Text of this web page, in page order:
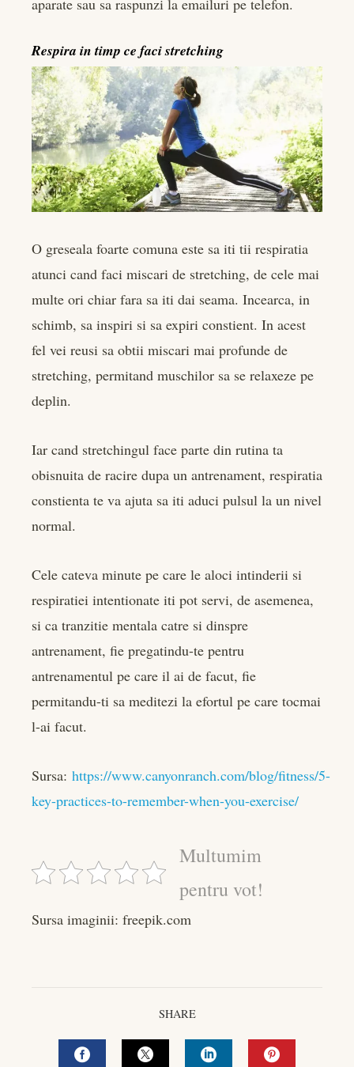
Respira in timp ce faci stretching
O greseala foarte comuna este sa iti tii respiratia
atunci cand faci miscari de stretching, de cele mai
multe ori chiar fara sa iti dai seama. Incearca, in
schimb, sa inspiri si sa expiri constient. In acest
fel vei reusi sa obtii miscari mai profunde de
stretching, permitand muschilor sa se relaxeze pe
deplin.
Iar cand stretchingul face parte din rutina ta
obisnuita de racire dupa un antrenament, respiratia
constienta te va ajuta sa iti aduci pulsul la un nivel
normal.
Cele cateva minute pe care le aloci intinderii si
respiratiei intentionate iti pot servi, de asemenea,
si ca tranzitie mentala catre si dinspre
antrenament, fie pregatindu-te pentru
antrenamentul pe care il ai de facut, fie
permitandu-ti sa meditezi la efortul pe care tocmai
l-ai facut.
Sursa: https://www.canyonranch.com/blog/fitness/5-
key-practices-to-remember-when-you-exercise/
Multumim
pentru vot!
Sursa imaginii: freepik.com
SHARE